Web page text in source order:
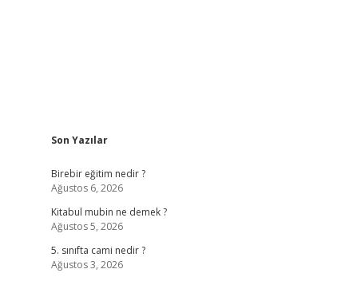
Sidebar
Son Yazılar
Birebir eğitim nedir ?
Ağustos 6, 2026
Kitabul mubin ne demek ?
Ağustos 5, 2026
5. sınıfta cami nedir ?
Ağustos 3, 2026
https://betci.co/